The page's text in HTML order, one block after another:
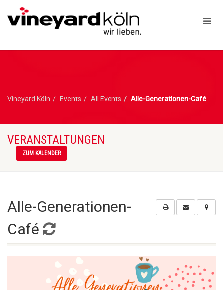
Vineyard Köln Events All Events Alle-Generationen-Café
VERANSTALTUNGEN
ZUM KALENDER
Alle-Generationen-
Café